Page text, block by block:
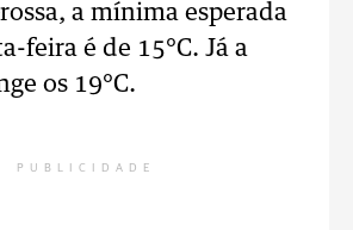
a mínima esperada
feira é de 15°C. Já a
os 19°C.
PUBLICIDADE